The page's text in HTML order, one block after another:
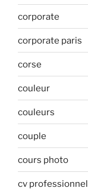
corporate
corporate paris
corse
couleur
couleurs
couple
cours photo
cv professionnel